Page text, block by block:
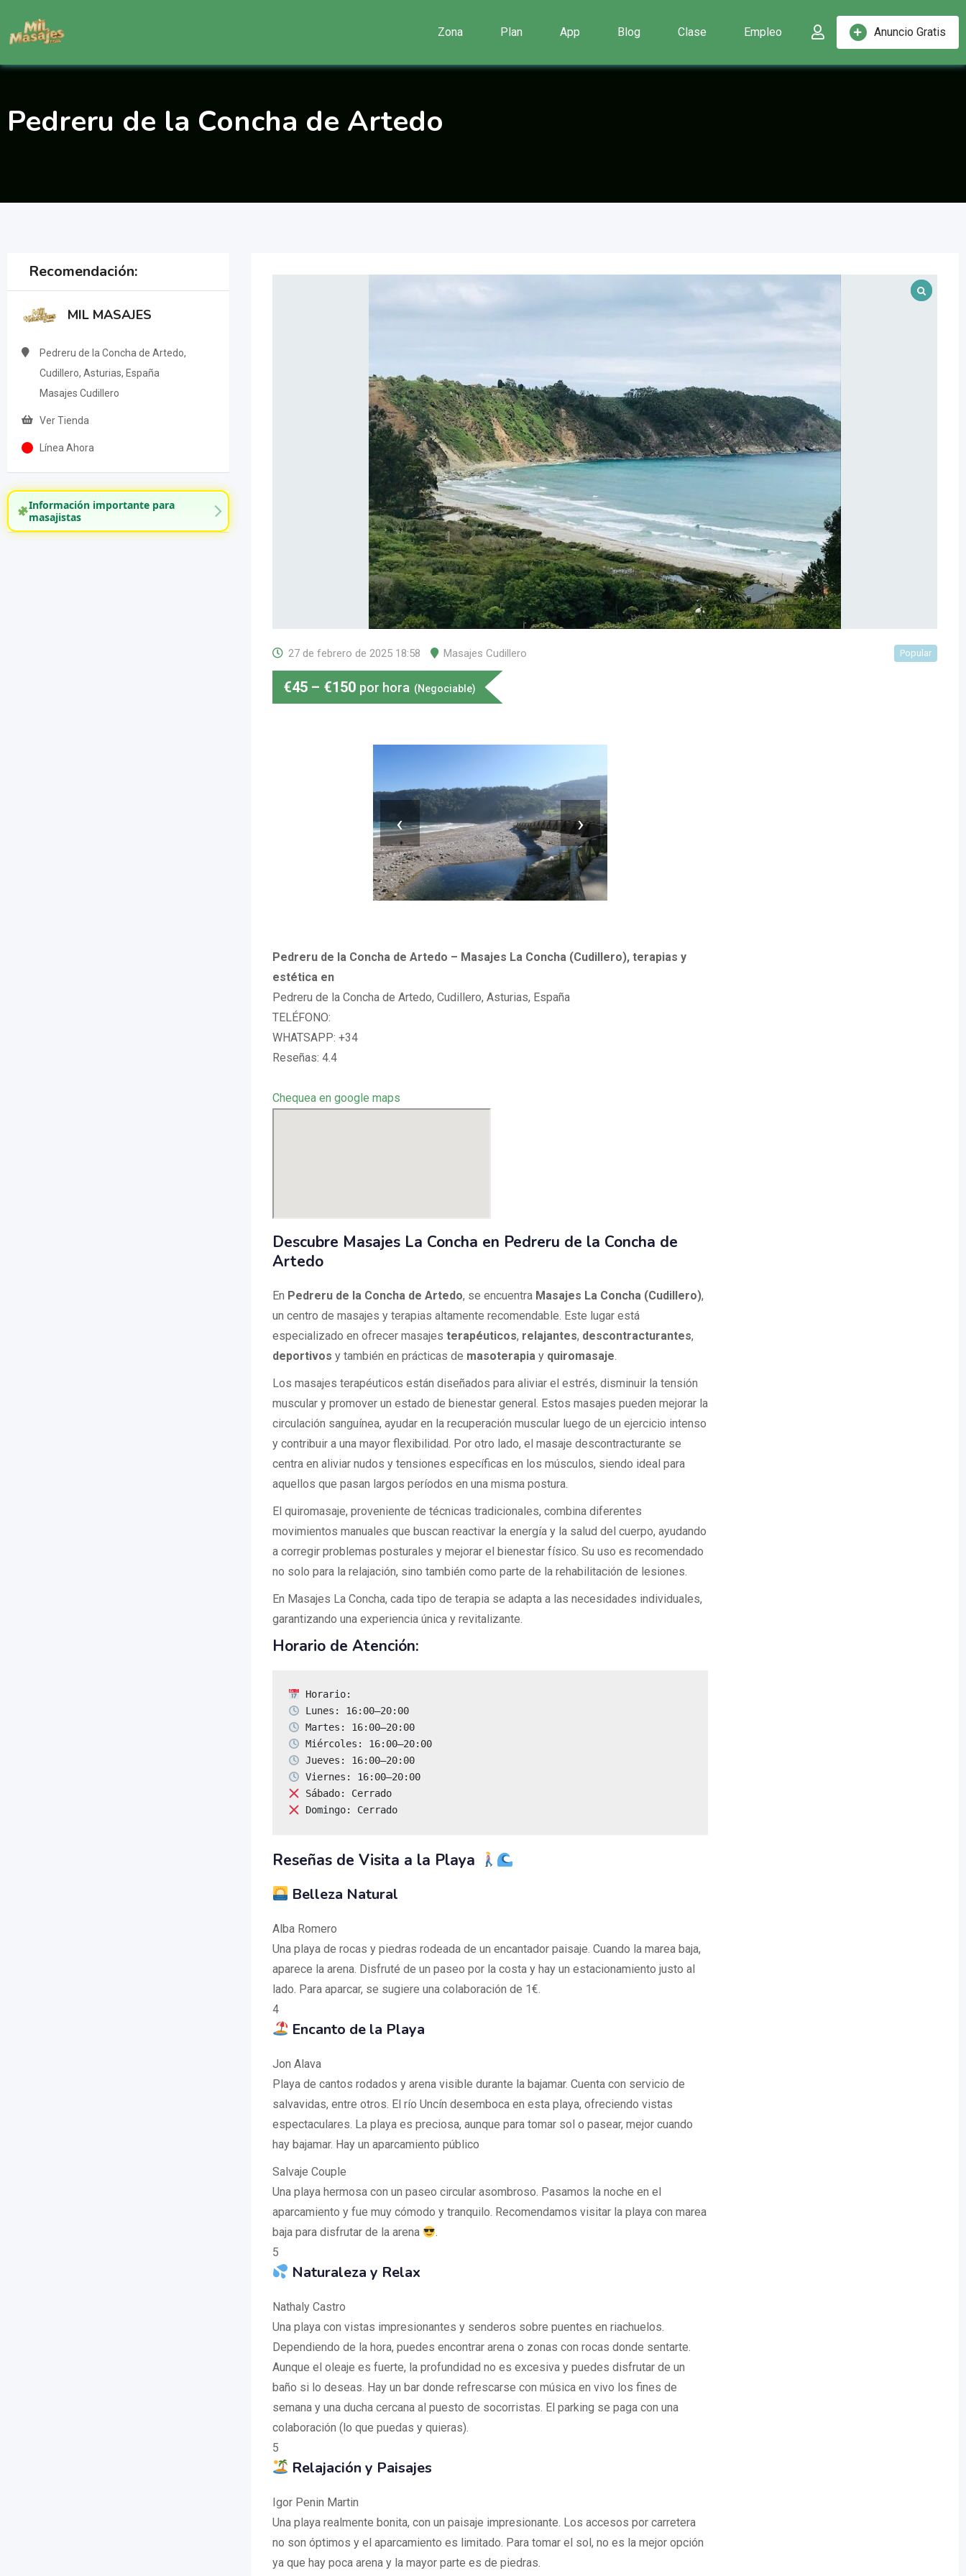
contenido
Anuncio Gratis
Zona Plan App Blog Clase Empleo
Pedreru de la Concha de Artedo
Recomendación:
MIL MASAJES
Pedreru de la Concha de Artedo,
Cudillero, Asturias, España
Masajes Cudillero
Ver Tienda
Línea Ahora
Información importante para
masajistas
27 de febrero de 2025 18:58 Masajes Cudillero Popular
€45 – €150 por hora (Negociable)
‹ ›
Pedreru de la Concha de Artedo – Masajes La Concha (Cudillero), terapias y
estética en
Pedreru de la Concha de Artedo, Cudillero, Asturias, España
TELÉFONO:
WHATSAPP: +34
Reseñas: 4.4
Chequea en google maps
Descubre Masajes La Concha en Pedreru de la Concha de
Artedo
En Pedreru de la Concha de Artedo, se encuentra Masajes La Concha (Cudillero),
un centro de masajes y terapias altamente recomendable. Este lugar está
especializado en ofrecer masajes terapéuticos, relajantes, descontracturantes,
deportivos y también en prácticas de masoterapiay quiromasaje.
Los masajes terapéuticos están diseñados para aliviar el estrés, disminuir la tensión
muscular y promover un estado de bienestar general. Estos masajes pueden mejorar la
circulación sanguínea, ayudar en la recuperación muscular luego de un ejercicio intenso
y contribuir a una mayor flexibilidad. Por otro lado, el masaje descontracturante se
centra en aliviar nudos y tensiones específicas en los músculos, siendo ideal para
aquellos que pasan largos períodos en una misma postura.
El quiromasaje, proveniente de técnicas tradicionales, combina diferentes
movimientos manuales que buscan reactivar la energía y la salud del cuerpo, ayudando
a corregir problemas posturales y mejorar el bienestar físico. Su uso es recomendado
no solo para la relajación, sino también como parte de la rehabilitación de lesiones.
En Masajes La Concha, cada tipo de terapia se adapta a las necesidades individuales,
garantizando una experiencia única y revitalizante.
Horario de Atención:
Lunes: 16:00–20:00
Martes: 16:00–20:00
Miércoles: 16:00–20:00
Jueves: 16:00–20:00
Viernes: 16:00–20:00
Sábado: Cerrado
Domingo: Cerrado
Reseñas de Visita a la Playa
Belleza Natural
Alba Romero
Una playa de rocas y piedras rodeada de un encantador paisaje. Cuando la marea baja,
aparece la arena. Disfruté de un paseo por la costa y hay un estacionamiento justo al
lado. Para aparcar, se sugiere una colaboración de 1€.
4
Encanto de la Playa
Jon Alava
Playa de cantos rodados y arena visible durante la bajamar. Cuenta con servicio de
salvavidas, entre otros. El río Uncín desemboca en esta playa, ofreciendo vistas
espectaculares. La playa es preciosa, aunque para tomar sol o pasear, mejor cuando
hay bajamar. Hay un aparcamiento público
Salvaje Couple
Una playa hermosa con un paseo circular asombroso. Pasamos la noche en el
aparcamiento y fue muy cómodo y tranquilo. Recomendamos visitar la playa con marea
baja para disfrutar de la arena
.
5
Naturaleza y Relax
Nathaly Castro
Una playa con vistas impresionantes y senderos sobre puentes en riachuelos.
Dependiendo de la hora, puedes encontrar arena o zonas con rocas donde sentarte.
Aunque el oleaje es fuerte, la profundidad no es excesiva y puedes disfrutar de un
baño si lo deseas. Hay un bar donde refrescarse con música en vivo los fines de
semana y una ducha cercana al puesto de socorristas. El parking se paga con una
colaboración (lo que puedas y quieras).
5
Relajación y Paisajes
Igor Penin Martin
Una playa realmente bonita, con un paisaje impresionante. Los accesos por carretera
no son óptimos y el aparcamiento es limitado. Para tomar el sol, no es la mejor opción
ya que hay poca arena y la mayor parte es de piedras.